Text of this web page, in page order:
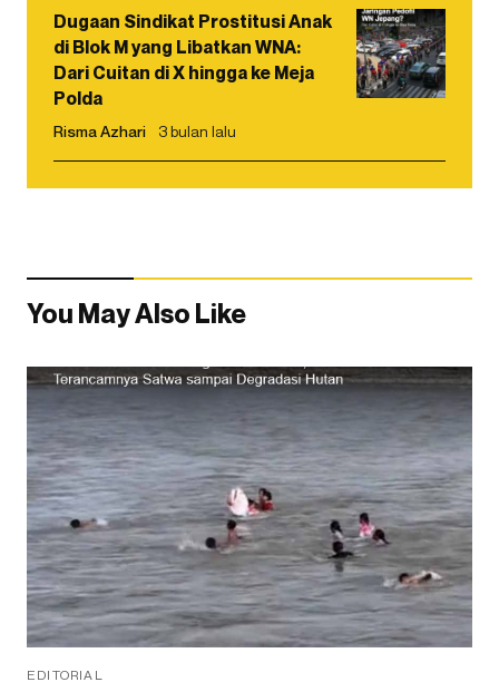
Dugaan Sindikat Prostitusi Anak
di Blok M yang Libatkan WNA:
Dari Cuitan di X hingga ke Meja
Polda
Risma Azhari 3 bulan lalu
You May Also Like
EDITORIAL